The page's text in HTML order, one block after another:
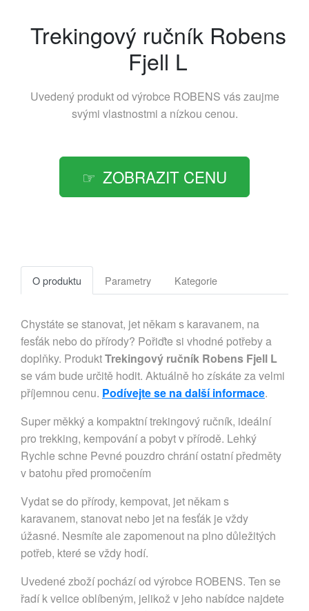
Trekingový ručník Robens
Fjell L
Uvedený produkt od výrobce ROBENS vás zaujme
svými vlastnostmi a nízkou cenou.
ZOBRAZIT CENU
O produktu Parametry Kategorie
Chystáte se stanovat, jet někam s karavanem, na
fesťák nebo do přírody? Pořiďte si vhodné potřeby a
doplňky. ProduktTrekingový ručník Robens Fjell L
se vám bude určitě hodit. Aktuálně ho získáte za velmi
příjemnou cenu. Podívejte se na další informace.
Super měkký a kompaktní trekingový ručník, ideální
pro trekking, kempování a pobyt v přírodě. Lehký
Rychle schne Pevné pouzdro chrání ostatní předměty
v batohu před promočením
Vydat se do přírody, kempovat, jet někam s
karavanem, stanovat nebo jet na fesťák je vždy
úžasné. Nesmíte ale zapomenout na plno důležitých
potřeb, které se vždy hodí.
Uvedené zboží pochází od výrobce ROBENS. Ten se
řadí k velice oblíbeným, jelikož v jeho nabídce najdete